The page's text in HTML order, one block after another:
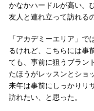
かなかハードルが高い。
友人と連れ立って訪れる
「アカデミーエリア」
るけれど、こちらには事
ても、事前に狙うブラン
たほうがレッスンとショ
来年は事前にしっかりリ
訪れたい、と思った。